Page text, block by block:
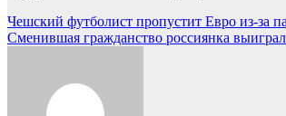
Навигация
по
Чешский футболист пропустит Евро из-за
Сменившая гражданство россиянка